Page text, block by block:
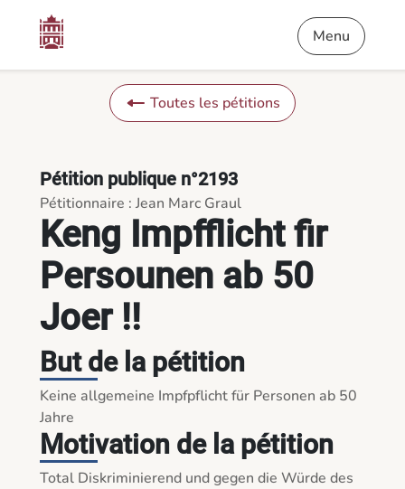
Keng Impfflicht fir Persounen ab 50 Joer !! - Pétitions
Menu
Toutes les pétitions
Keng Impfflicht fir
Persounen ab 50
Joer !!
Pétition publique n°2193
Pétitionnaire : Jean Marc Graul
But de la pétition
Keine allgemeine Impfpflicht für Personen ab 50
Jahre
Motivation de la pétition
Total Diskriminierend und gegen die Würde des